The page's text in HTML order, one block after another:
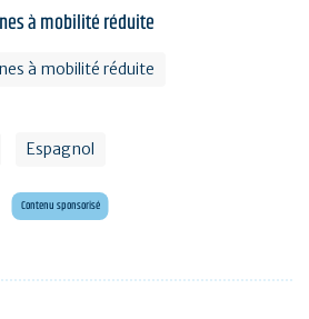
à mobilité réduite
à mobilité réduite
Espagnol
Contenu sponsorisé
26 trous à deux pas de l'océan